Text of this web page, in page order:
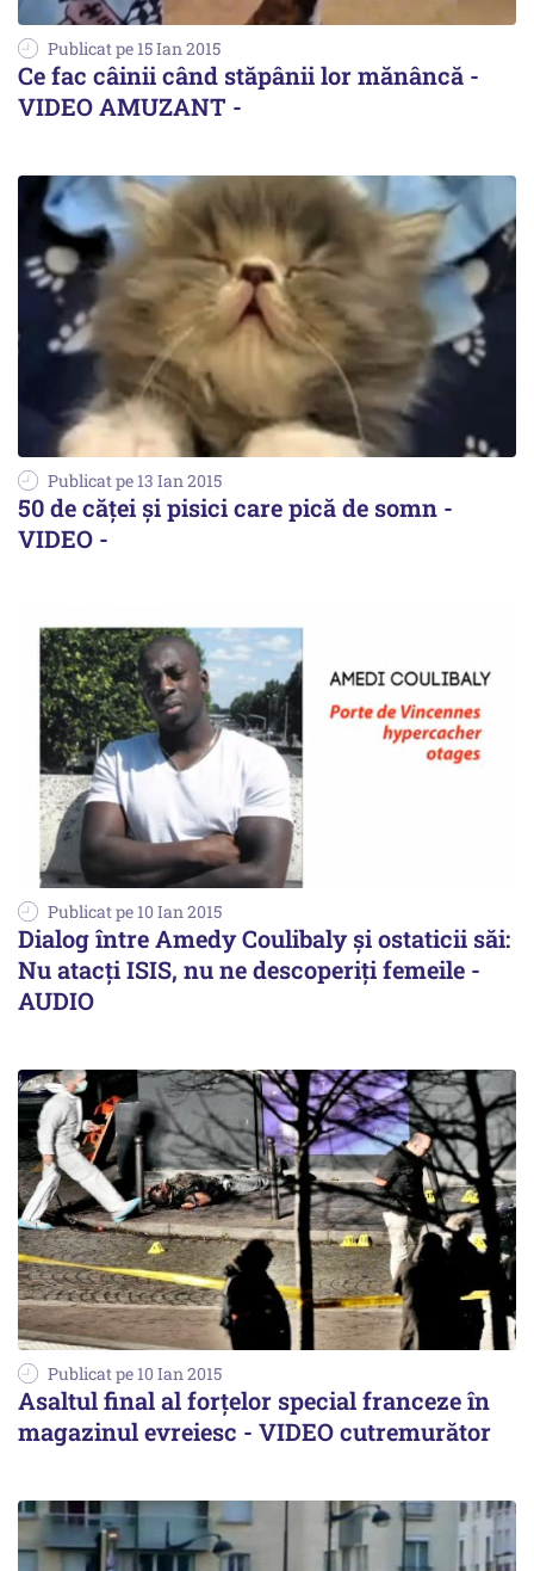
Publicat pe 15 Ian 2015
Ce fac câinii când stăpânii lor mănâncă -
VIDEO AMUZANT -
Publicat pe 13 Ian 2015
50 de căței și pisici care pică de somn -
VIDEO -
Publicat pe 10 Ian 2015
Dialog între Amedy Coulibaly și ostaticii săi:
Nu atacți ISIS, nu ne descoperiți femeile -
AUDIO
Publicat pe 10 Ian 2015
Asaltul final al forțelor special franceze în
magazinul evreiesc - VIDEO cutremurător